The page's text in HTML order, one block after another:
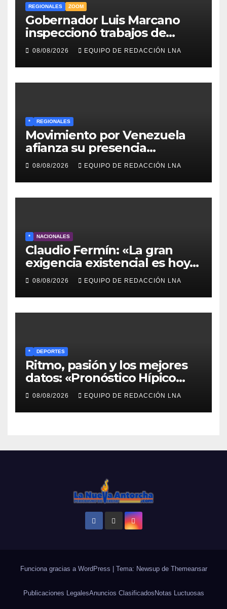
REGIONALES ZOOM
Gobernador Luis Marcano
inspeccionó trabajos de
rehabilitación en al Av.
Intercomunal
08/08/2026 EQUIPO DE REDACCIÓN LNA
* REGIONALES
Movimiento por Venezuela
afianza su presencia
comunitaria en La Ponderosa
y otras comunidades de
Anzoátegui
08/08/2026 EQUIPO DE REDACCIÓN LNA
* NACIONALES
Claudio Fermín: «La gran
exigencia existencial es hoy
la defensa de la soberanía»
08/08/2026 EQUIPO DE REDACCIÓN LNA
* DEPORTES
Ritmo, pasión y los mejores
datos: «Pronóstico Hípico
Musical» se adueña de los
domingos en La Poderosa
90.3 FM
08/08/2026 EQUIPO DE REDACCIÓN LNA
Funciona gracias a WordPress | Tema: Newsup de Themeansar
Publicaciones LegalesAnuncios Clasificados Notas Luctuosas